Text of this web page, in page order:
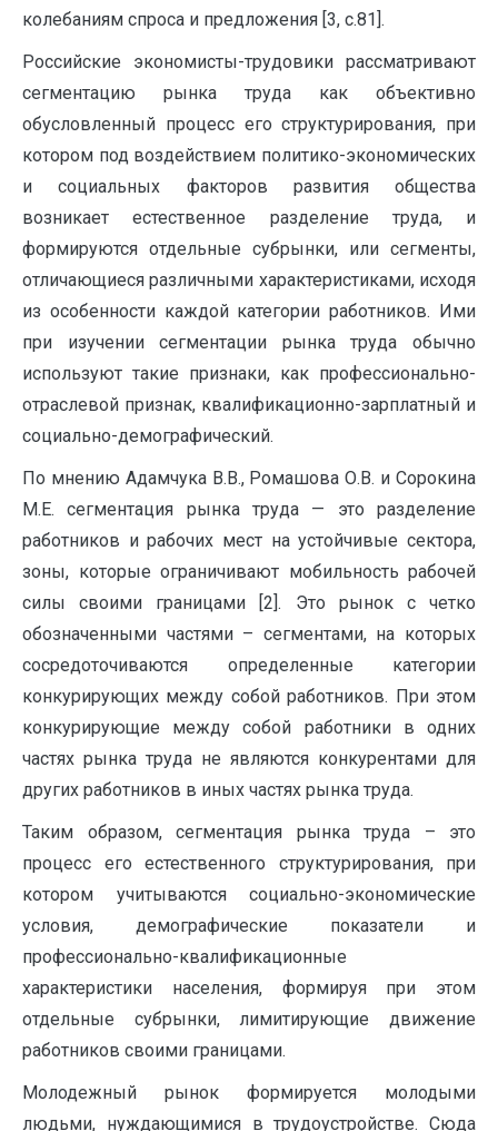
колебаниям спроса и предложения [3, с.81].
Российские экономисты-трудовики рассматривают
сегментацию рынка труда как объективно
обусловленный процесс его структурирования, при
котором под воздействием политико-экономических
и социальных факторов развития общества
возникает естественное разделение труда, и
формируются отдельные субрынки, или сегменты,
отличающиеся различными характеристиками, исходя
из особенности каждой категории работников. Ими
при изучении сегментации рынка труда обычно
используют такие признаки, как профессионально-
отраслевой признак, квалификационно-зарплатный и
социально-демографический.
По мнению Адамчука В.В., Ромашова О.В. и Сорокина
М.Е. сегментация рынка труда — это разделение
работников и рабочих мест на устойчивые сектора,
зоны, которые ограничивают мобильность рабочей
силы своими границами [2]. Это рынок с четко
обозначенными частями – сегментами, на которых
сосредоточиваются определенные категории
конкурирующих между собой работников. При этом
конкурирующие между собой работники в одних
частях рынка труда не являются конкурентами для
других работников в иных частях рынка труда.
Таким образом, сегментация рынка труда – это
процесс его естественного структурирования, при
котором учитываются социально-экономические
условия, демографические показатели и
профессионально-квалификационные
характеристики населения, формируя при этом
отдельные субрынки, лимитирующие движение
работников своими границами.
Молодежный рынок формируется молодыми
людьми, нуждающимися в трудоустройстве. Сюда